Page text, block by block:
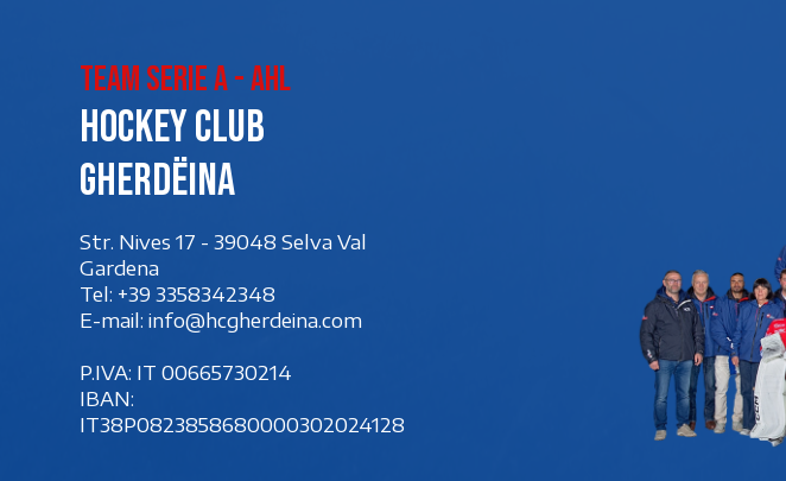
Team Serie A - AHL
Hockey club
Gherdëina
Str. Nives 17 - 39048 Selva Val
Gardena
Tel: +39 3358342348
E-mail: info@hcgherdeina.com
P.IVA: IT 00‍665730214
IBAN:
IT38P0823858680000302024128